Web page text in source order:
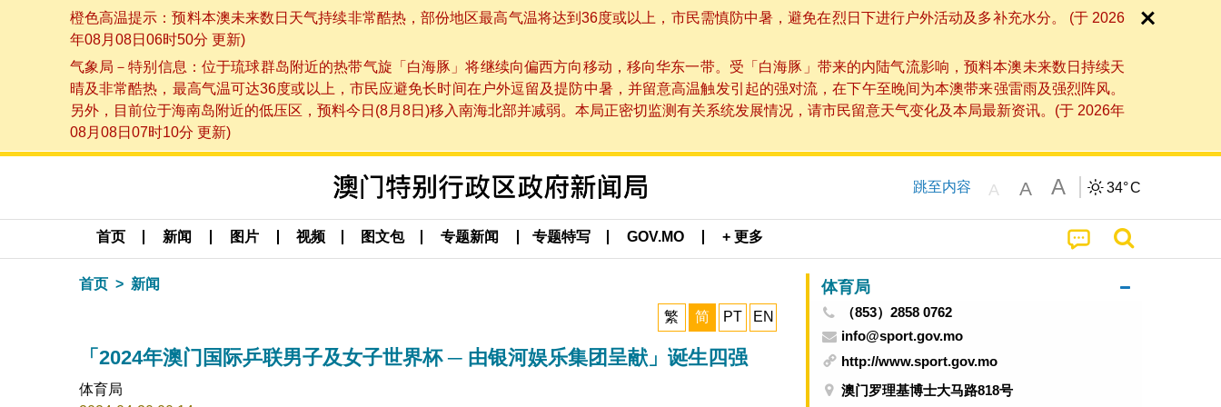
橙色高温提示：预料本澳未来数日天气持续非常酷热，部份地区最高气温将达到36度或以上，市民需慎防中暑，避免在烈日下进行户外活动及多补充水分。 (于 2026
年08月08日06时50分 更新)
气象局－特别信息：位于琉球群岛附近的热带气旋「白海豚」将继续向偏西方向移动，移向华东一带。受「白海豚」带来的内陆气流影响，预料本澳未来数日持续天
晴及非常酷热，最高气温可达36度或以上，市民应避免长时间在户外逗留及提防中暑，并留意高温触发引起的强对流，在下午至晚间为本澳带来强雷雨及强烈阵风。
另外，目前位于海南岛附近的低压区，预料今日(8月8日)移入南海北部并减弱。本局正密切监测有关系统发展情况，请市民留意天气变化及本局最新资讯。(于 2026年
08月08日07时10分 更新)
跳至内容 A A A 34°C
首页 新闻 图片 视频 图文包 专题新闻 专题特写 GOV.MO + 更多
首页 新闻
繁 简 PT EN
「2024年澳门国际乒联男子及女子世界杯 ─ 由银河娱乐集团呈献」诞生四强
体育局
体育局
（853）2858 0762
info@sport.gov.mo
http://www.sport.gov.mo
澳门罗理基博士大马路818号